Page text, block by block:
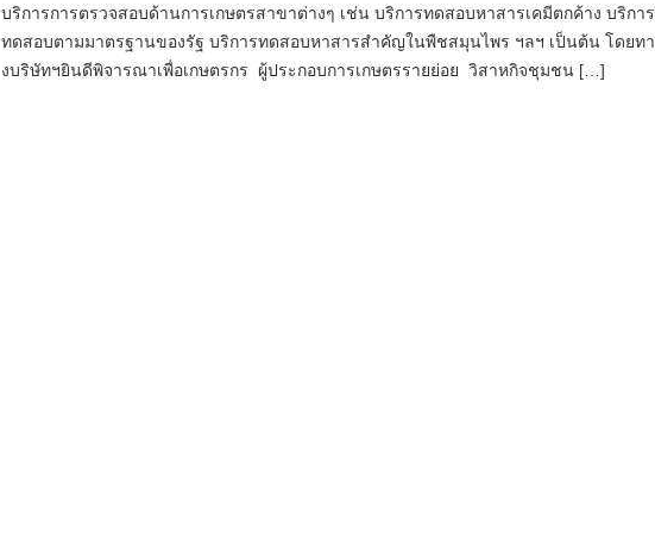
บริการการตรวจสอบด้านการเกษตรสาขาต่างๆ เช่น บริการทดสอบหาสารเคมีตกค้าง บริการ
ทดสอบตามมาตรฐานของรัฐ บริการทดสอบหาสารสำคัญในพืชสมุนไพร ฯลฯ เป็นต้น โดยทา
งบริษัทฯยินดีพิจารณาเพื่อเกษตรกร​ ผู้ประกอบการเกษตรรายย่อย วิสาหกิจชุมชน […]